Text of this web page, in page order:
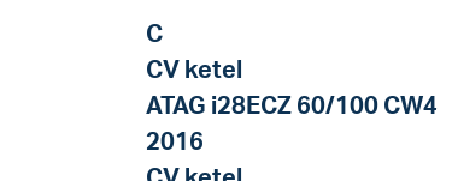
C
CV ketel
ATAG i28ECZ 60/100 CW4
2016